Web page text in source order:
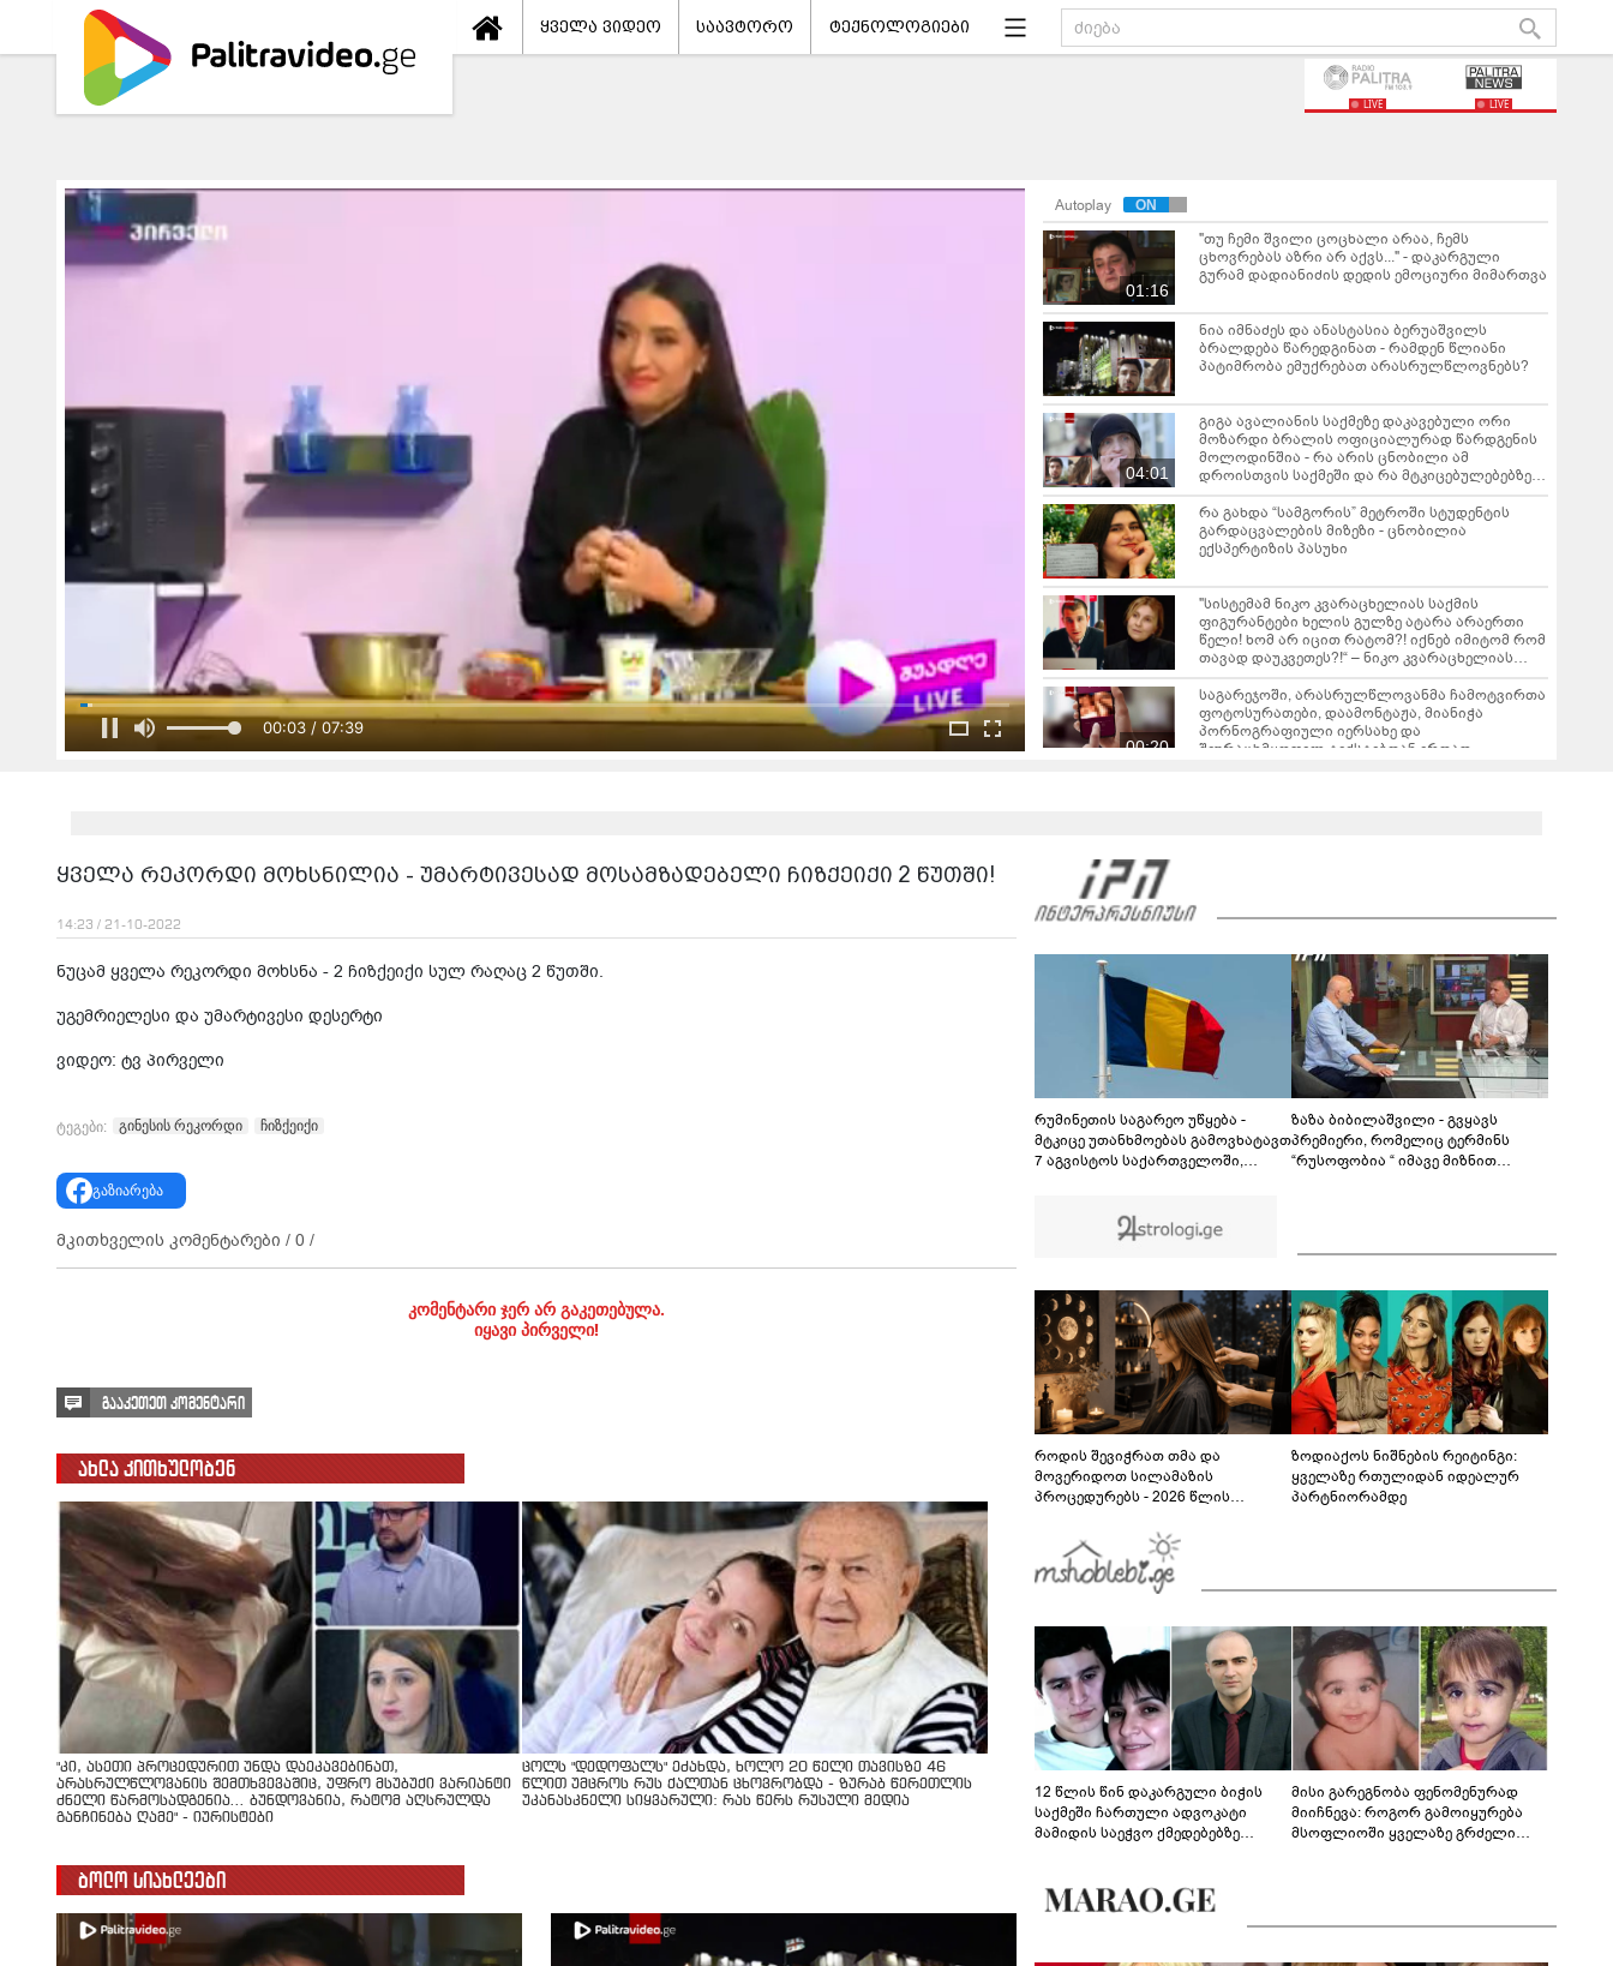
ყველა ვიდეო საავტორო ტექნოლოგიები
LIVE LIVE
00:05 / 07:39
Autoplay
01:16
"თუ ჩემი შვილი ცოცხალი არაა, ჩემს
ცხოვრებას აზრი არ აქვს..." - დაკარგული
გურამ დადიანიძის დედის ემოციური მიმართვა
ნია იმნაძეს და ანასტასია ბერუაშვილს
ბრალდება წარედგინათ - რამდენ წლიანი
პატიმრობა ემუქრებათ არასრულწლოვნებს?
04:01
გიგა ავალიანის საქმეზე დაკავებული ორი
მოზარდი ბრალის ოფიციალურად წარდგენის
მოლოდინშია - რა არის ცნობილი ამ
დროისთვის საქმეში და რა მტკიცებულებებზე
საუბრობს ეკა კუპატაძე?
რა გახდა “სამგორის” მეტროში სტუდენტის
გარდაცვალების მიზეზი - ცნობილია
ექსპერტიზის პასუხი
"სისტემამ ნიკო კვარაცხელიას საქმის
ფიგურანტები ხელის გულზე ატარა არაერთი
წელი! ხომ არ იცით რატომ?! იქნებ იმიტომ რომ
თავად დაუკვეთეს?!“ – ნიკო კვარაცხელიას
დედა განცხადებას ავრცელებს
00:20
საგარეჯოში, არასრულწლოვანმა ჩამოტვირთა
ფოტოსურათები, დაამონტაჟა, მიანიჭა
პორნოგრაფიული იერსახე და
შეურაცხმყოფელ ტექსტებთან ერთად
კლინიკის საპირფარეშოში გააჩინა, შემდეგ კი
00:45
ტრაგედია ხობში - მდინარე ხობისწყალში
დედა-შვილი დაიხრჩო
01:33
სუს-ი ფარულად გადაღებულ კადრებს
აქვეყნებს - "ჩვენ რა ვქნათ, ბიჭო, ამაზე?"
ყველა რეკორდი მოხსნილია - უმარტივესად მოსამზადებელი ჩიზქეიქი 2 წუთში!
14:23 / 21-10-2022
ნუცამ ყველა რეკორდი მოხსნა - 2 ჩიზქეიქი სულ რაღაც 2 წუთში.
უგემრიელესი და უმარტივესი დესერტი
ვიდეო: ტვ პირველი
ტეგები: გინესის რეკორდი ჩიზქეიქი
გაზიარება
მკითხველის კომენტარები / 0 /
კომენტარი ჯერ არ გაკეთებულა.
იყავი პირველი!
გააკეთეთ კომენტარი
ახლა კითხულობენ
"კი, ასეთი პროცედურით უნდა დაეკავებინათ,
არასრულწლოვანის შემთხვევაშიც, უფრო მსუბუქი ვარიანტი
ძნელი წარმოსადგენია... ბუნდოვანია, რატომ აღსრულდა
განჩინება ღამე" - იურისტები
ცოლს "დედოფალს" ეძახდა, ხოლო 20 წელი თავისზე 46
წლით უმცროს რუს ქალთან ცხოვრობდა - ზურაბ წერეთლის
უკანასკნელი სიყვარული: რას წერს რუსული მედია
ბოლო სიახლეები
რუმინეთის საგარეო უწყება -
მტკიცე უთანხმოებას გამოვხატავთ
7 აგვისტოს საქართველოში,
დაკავშირებით - მტკიცედ
ვადასტურებთ ურყევ მხარდაჭერას
მიმართ
ზაზა ბიბილაშვილი - გვყავს
პრემიერი, რომელიც ტერმინს
“რუსოფობია “ იმავე მიზნით
ადეკვატური განცდა
როდის შევიჭრათ თმა და
მოვერიდოთ სილამაზის
პროცედურებს - 2026 წლის
გზამკვლევი
ზოდიაქოს ნიშნების რეიტინგი:
ყველაზე რთულიდან იდეალურ
პარტნიორამდე
12 წლის წინ დაკარგული ბიჭის
საქმეში ჩართული ადვოკატი
მამიდის საეჭვო ქმედებებზე
მოწოდებაზე... წლობით
მიმდინარეობდა საქმის
მისი გარეგნობა ფენომენურად
მიიჩნევა: როგორ გამოიყურება
მსოფლიოში ყველაზე გრძელი